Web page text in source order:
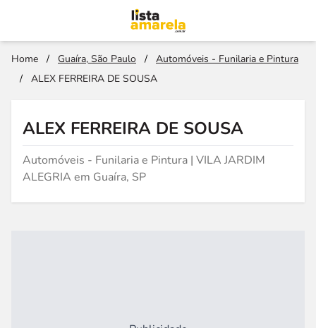
Home / Guaíra, São Paulo /
Automóveis - Funilaria e Pintura
/
ALEX FERREIRA DE SOUSA
ALEX FERREIRA DE SOUSA
Automóveis - Funilaria e Pintura | VILA JARDIM
ALEGRIA em Guaíra, SP